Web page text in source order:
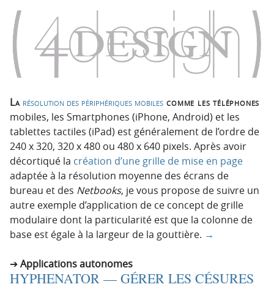
La résolution des périphériques mobiles comme les téléphones
mobiles, les Smartphones (iPhone, Android) et les
tablettes tactiles (iPad) est généralement de l’ordre de
240 x 320, 320 x 480 ou 480 x 640 pixels. Après avoir
décortiqué la création d’une grille de mise en page
adaptée à la résolution moyenne des écrans de
bureau et des Netbooks, je vous propose de suivre un
autre exemple d’application de ce concept de grille
modulaire dont la particularité est que la colonne de
base est égale à la largeur de la gouttière. →
Applications autonomes
HYPHENATOR — GÉRER LES CÉSURES